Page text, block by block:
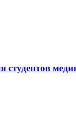
студентов